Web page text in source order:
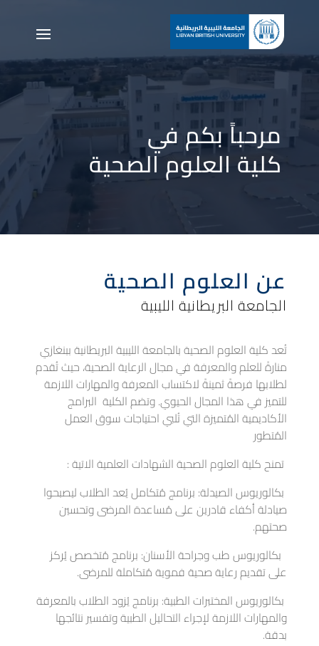
مرحباً بكم في
كلية العلوم الصحية
عن العلوم الصحية
الجامعة البريطانية الليبية
تُعد كلية العلوم الصحية بالجامعة الليبية البريطانية ببنغازي
منارةً للعلم والمعرفة في مجال الرعاية الصحية، حيث تُقدم
لطلابها فرصةً ثمينةً لاكتساب المعرفة والمهارات اللازمة
للتميز في هذا المجال الحيوي. وتضم الكلية البرامج
الأكاديمية المُتميزة التي تُلبي احتياجات سوق العمل
المُتطور
تمنح كلية العلوم الصحية الشهادات العلمية الاتية :
بكالوريوسالصيدلة: برنامج مُتكامل يُعد الطلاب ليصبحوا
صيادلة أكفاء قادرين على مُساعدة المرضى وتحسين
صحتهم.
بكالوريوسطب وجراحة الأسنان: برنامج مُتخصص يُركز
على تقديم رعاية صحية فموية مُتكاملة للمرضى.
بكالوريوسالمختبرات الطبية: برنامج يُزود الطلاب بالمعرفة
والمهارات اللازمة لإجراء التحاليل الطبية وتفسير نتائجها
بدقة.